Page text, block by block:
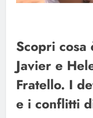
Scopri cosa
Javier e
Fratello. I
e i conflitti